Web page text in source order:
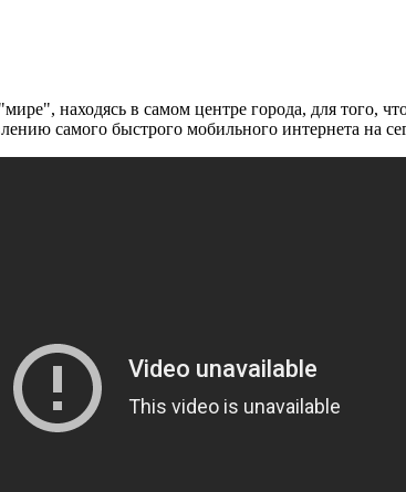
находясь в самом центре города, для того,
самого быстрого мобильного интернета на